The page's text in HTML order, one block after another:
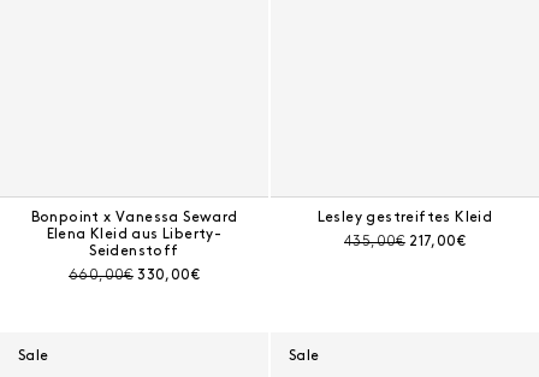
Bonpoint x Vanessa Seward
Elena Kleid aus Liberty-
Seidenstoff
Preis vor Rabatt:
660,00€ Aktueller Preis:
330,00€
Lesley gestreiftes Kleid
Preis vor Rabatt:
435,00€ Aktueller Preis:
217,00€
Sale Sale